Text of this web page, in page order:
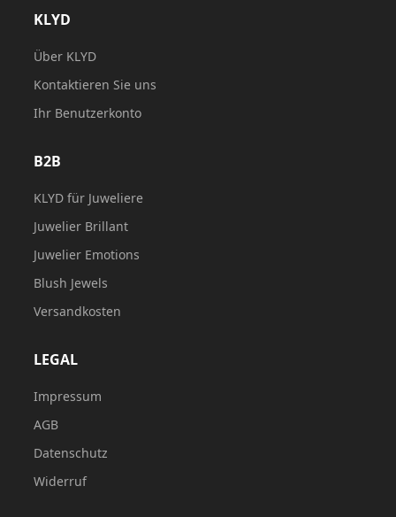
KLYD
Über KLYD
Kontaktieren Sie uns
Ihr Benutzerkonto
B2B
KLYD für Juweliere
Juwelier Brillant
Juwelier Emotions
Blush Jewels
Versandkosten
LEGAL
Impressum
AGB
Datenschutz
Widerruf